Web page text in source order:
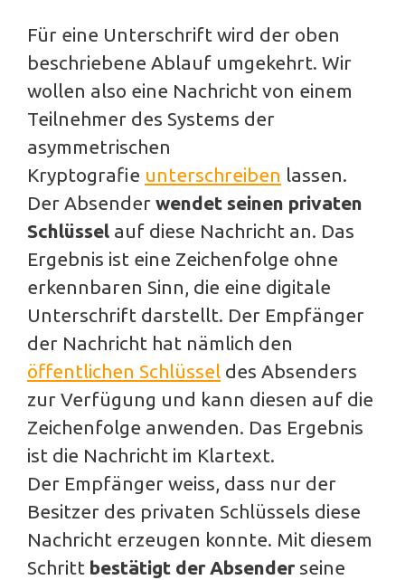
Für eine Unterschrift wird der oben
beschriebene Ablauf umgekehrt. Wir
wollen also eine Nachricht von einem
Teilnehmer des Systems der
asymmetrischen
Kryptografie unterschreiben lassen.
Der Absender wendet seinen privaten
Schlüssel auf diese Nachricht an. Das
Ergebnis ist eine Zeichenfolge ohne
erkennbaren Sinn, die eine digitale
Unterschrift darstellt. Der Empfänger
der Nachricht hat nämlich den
öffentlichen Schlüssel des Absenders
zur Verfügung und kann diesen auf die
Zeichenfolge anwenden. Das Ergebnis
ist die Nachricht im Klartext.
Der Empfänger weiss, dass nur der
Besitzer des privaten Schlüssels diese
Nachricht erzeugen konnte. Mit diesem
Schritt bestätigt der Absender seine